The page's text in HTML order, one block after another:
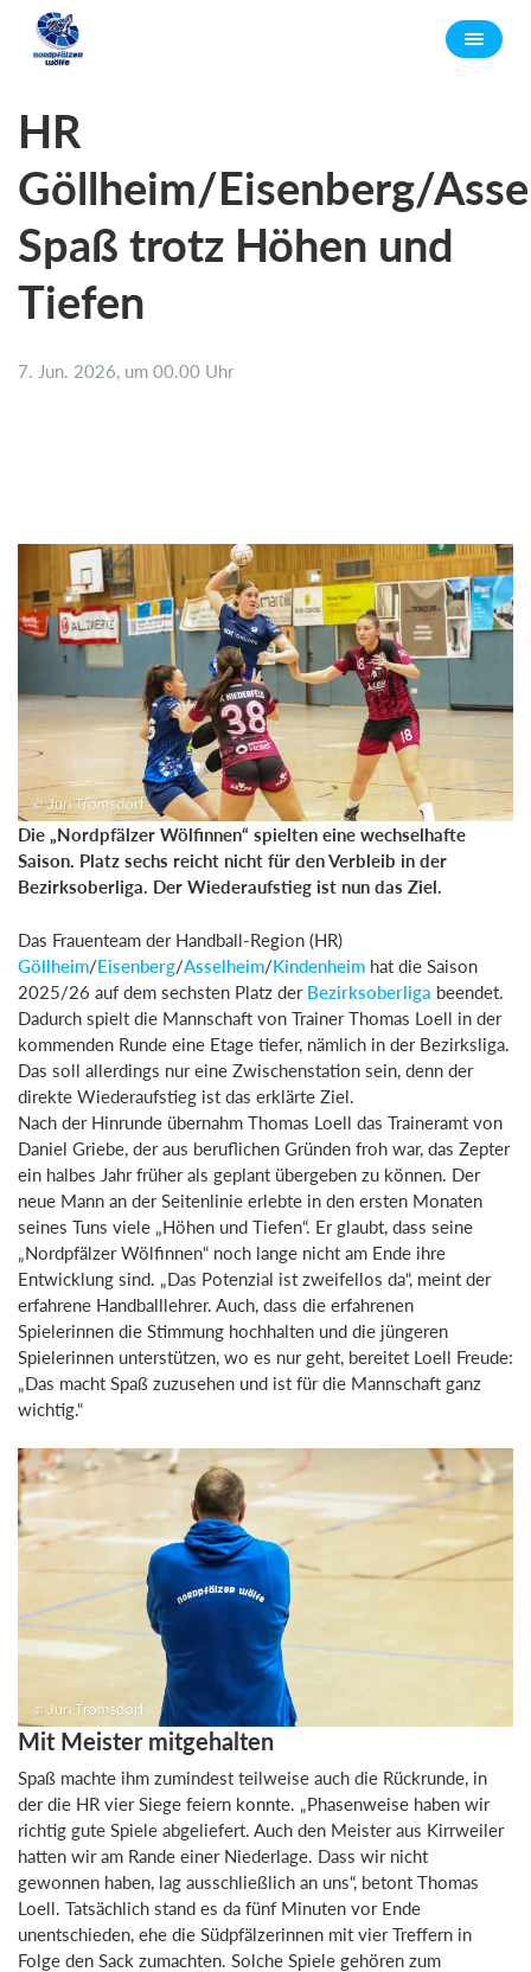
HR
Göllheim/Eisenberg/
Spaß trotz Höhen und
Tiefen
7. Jun. 2026, um 00.00 Uhr
Die „Nordpfälzer Wölfinnen“ spielten eine wechselhafte
Saison. Platz sechs reicht nicht für den Verbleib in der
Bezirksoberliga. Der Wiederaufstieg ist nun das Ziel.
Das Frauenteam der Handball-Region (HR)
Göllheim/Eisenberg/Asselheim/Kindenheim hat die Saison
2025/26 auf dem sechsten Platz der Bezirksoberliga beendet.
Dadurch spielt die Mannschaft von Trainer Thomas Loell in der
kommenden Runde eine Etage tiefer, nämlich in der Bezirksliga.
Das soll allerdings nur eine Zwischenstation sein, denn der
direkte Wiederaufstieg ist das erklärte Ziel.
Nach der Hinrunde übernahm Thomas Loell das Traineramt von
Daniel Griebe, der aus beruflichen Gründen froh war, das Zepter
ein halbes Jahr früher als geplant übergeben zu können. Der
neue Mann an der Seitenlinie erlebte in den ersten Monaten
seines Tuns viele „Höhen und Tiefen“. Er glaubt, dass seine
„Nordpfälzer Wölfinnen“ noch lange nicht am Ende ihre
Entwicklung sind. „Das Potenzial ist zweifellos da“, meint der
erfahrene Handballlehrer. Auch, dass die erfahrenen
Spielerinnen die Stimmung hochhalten und die jüngeren
Spielerinnen unterstützen, wo es nur geht, bereitet Loell Freude:
„Das macht Spaß zuzusehen und ist für die Mannschaft ganz
wichtig.“
Mit Meister mitgehalten
Spaß machte ihm zumindest teilweise auch die Rückrunde, in
der die HR vier Siege feiern konnte. „Phasenweise haben wir
richtig gute Spiele abgeliefert. Auch den Meister aus Kirrweiler
hatten wir am Rande einer Niederlage. Dass wir nicht
gewonnen haben, lag ausschließlich an uns“, betont Thomas
Loell. Tatsächlich stand es da fünf Minuten vor Ende
unentschieden, ehe die Südpfälzerinnen mit vier Treffern in
Folge den Sack zumachten. Solche Spiele gehören zum